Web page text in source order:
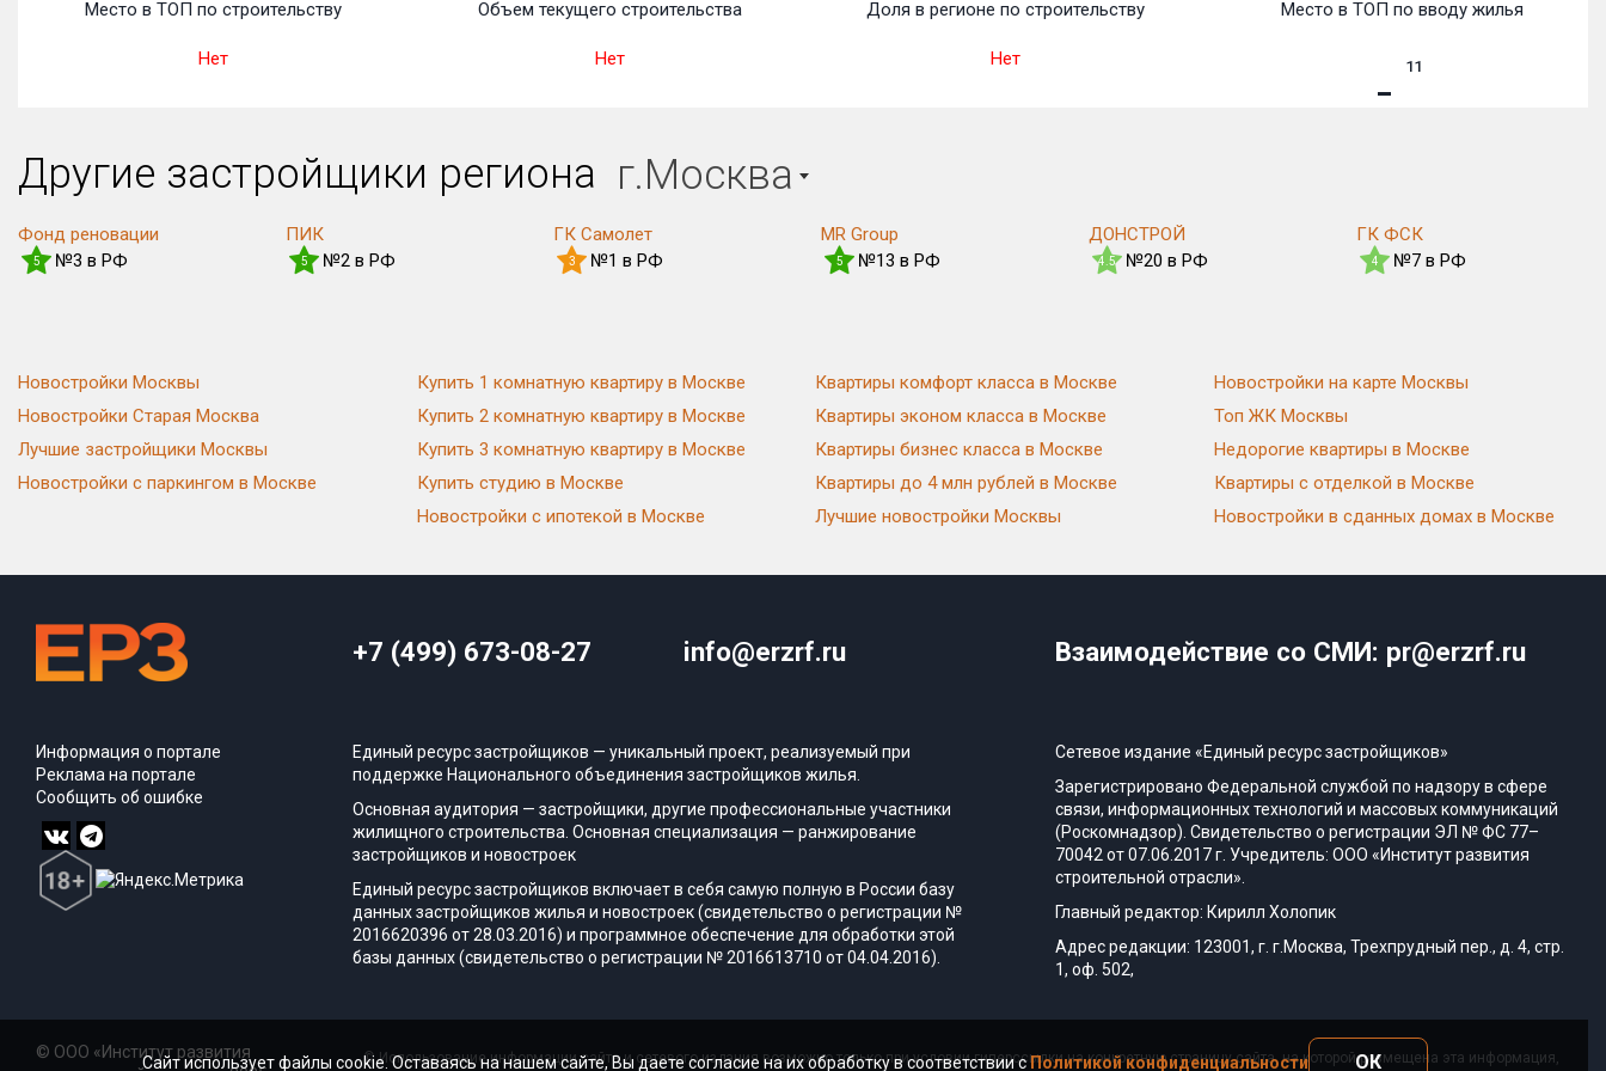
Место в ТОП по строительству
Нет
Объем текущего строительства
Нет
Доля в регионе по строительству
Нет
Место в ТОП по вводу жилья
11
Другие застройщики региона г.Москва
Фонд реновации
5 №3 в РФ
ПИК
5 №2 в РФ
ГК Самолет
3 №1 в РФ
MR Group
5 №13 в РФ
ДОНСТРОЙ
4.5 №20 в РФ
ГК ФСК
4 №7 в РФ
Новостройки Москвы
Новостройки Старая Москва
Лучшие застройщики Москвы
Новостройки с паркингом в Москве
Купить 1 комнатную квартиру в Москве
Купить 2 комнатную квартиру в Москве
Купить 3 комнатную квартиру в Москве
Купить студию в Москве
Новостройки с ипотекой в Москве
Квартиры комфорт класса в Москве
Квартиры эконом класса в Москве
Квартиры бизнес класса в Москве
Квартиры до 4 млн рублей в Москве
Лучшие новостройки Москвы
Новостройки на карте Москвы
Топ ЖК Москвы
Недорогие квартиры в Москве
Квартиры с отделкой в Москве
Новостройки в сданных домах в Москве
+7 (499) 673-08-27 info@erzrf.ru Взаимодействие со СМИ: pr@erzrf.ru
Информация о портале
Реклама на портале
Сообщить об ошибке
Единый ресурс застройщиков — уникальный проект, реализуемый при
поддержке Национального объединения застройщиков жилья.
Основная аудитория — застройщики, другие профессиональные участники
жилищного строительства. Основная специализация — ранжирование
застройщиков и новостроек
Единый ресурс застройщиков включает в себя самую полную в России базу
данных застройщиков жилья и новостроек (свидетельство о регистрации №
2016620396 от 28.03.2016) и программное обеспечение для обработки этой
базы данных (свидетельство о регистрации № 2016613710 от 04.04.2016).
Сетевое издание «Единый ресурс застройщиков»
Зарегистрировано Федеральной службой по надзору в сфере
связи, информационных технологий и массовых коммуникаций
(Роскомнадзор). Свидетельство о регистрации ЭЛ № ФС 77–
70042 от 07.06.2017 г. Учредитель: ООО «Институт развития
строительной отрасли».
Главный редактор: Кирилл Холопик
Адрес редакции: 123001, г. г.Москва, Трехпрудный пер., д. 4, стр.
1, оф. 502,
© ООО «Институт развития
© Использование информации сайта и сетевого издания возможно только при условии гиперссылки на конкретную страницу сайта, на которой размещена эта информация,
Сайт использует файлы cookie. Оставаясь на нашем сайте, Вы даете согласие на их обработку в соответствии сПолитикой конфиденциальности ОК